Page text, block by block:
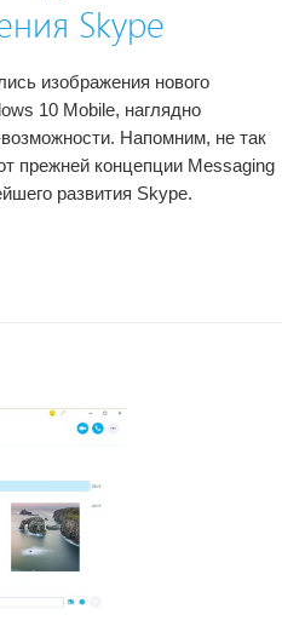
Skype
изображения нового
10 Mobile, наглядно
Напомним, не так
прежней концепции Messaging
развития Skype.